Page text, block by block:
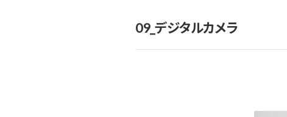
09_デジタルカメラ